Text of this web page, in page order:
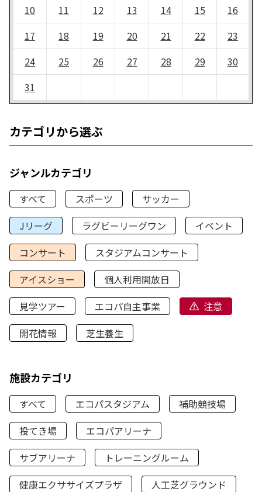
10
11 12 13 14 15
16
17
18 19 20 21 22
23
24
25 26 27 28 29
30
31
カテゴリから選ぶ
ジャンルカテゴリ
すべて スポーツ
サッカー
Jリーグ
ラグビーリーグワン
イベント
コンサート
スタジアムコンサート
アイスショー
個人利用開放日
見学ツアー
エコパ自主事業
注意
開花情報
芝生養生
施設カテゴリ
すべて エコパスタジアム
補助競技場
投てき場
エコパアリーナ
サブアリーナ
トレーニングルーム
健康エクササイズプラザ
人工芝グラウンド